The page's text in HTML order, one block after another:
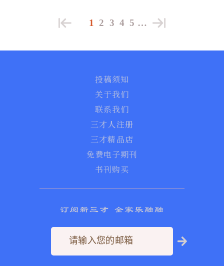
1 2 3 4 5 …
投稿须知
关于我们
联系我们
三才人注册
三才精品店
免费电子期刊
书刊购买
订阅新三才 全家乐融融